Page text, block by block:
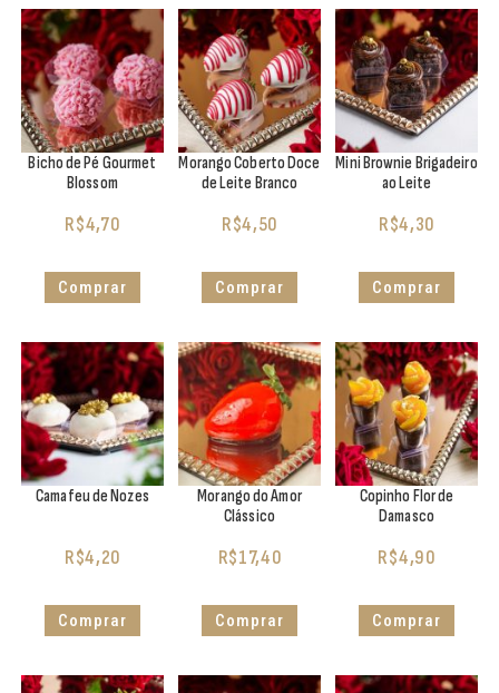
Bicho de Pé Gourmet
Blossom
R$4,70
Comprar
Morango Coberto Doce
de Leite Branco
R$4,50
Comprar
Mini Brownie Brigadeiro
ao Leite
R$4,30
Comprar
Camafeu de Nozes
R$4,20
Comprar
Morango do Amor
Clássico
R$17,40
Comprar
Copinho Flor de
Damasco
R$4,90
Comprar